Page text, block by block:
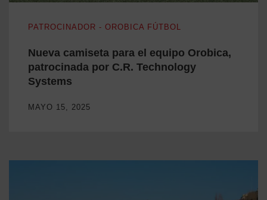
PATROCINADOR - OROBICA FÚTBOL
Nueva camiseta para el equipo Orobica,
patrocinada por C.R. Technology
Systems
MAYO 15, 2025